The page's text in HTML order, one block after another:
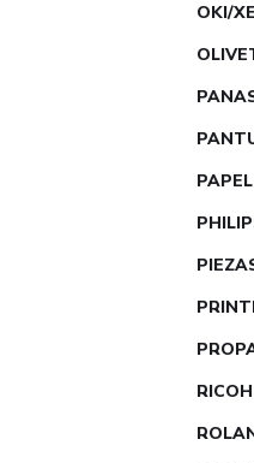
OKI/
RICOH